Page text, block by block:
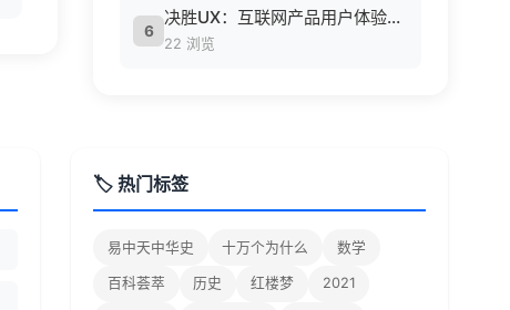
6
决胜UX：互联网产品用户体验策略 ([美] Jaime Levy [[美] Jaime Levy]).epub
22 浏览
🏷️ 热门标签
易中天中华史 十万个为什么 数学
百科荟萃 历史 红楼梦 2021